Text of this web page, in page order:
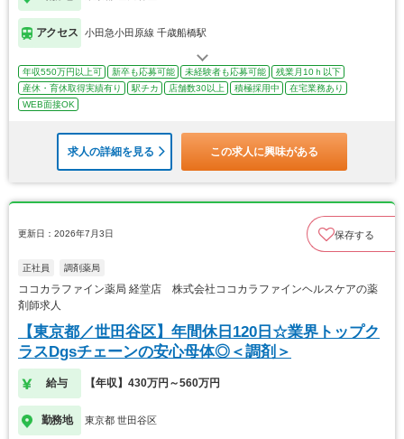
アクセス 小田急小田原線 千歳船橋駅
年収550万円以上可 新卒も応募可能 未経験者も応募可能
残業月10ｈ以下
産休・育休取得実績有り
駅チカ 店舗数30以上 積極採用中
在宅業務あり
WEB面接OK
求人の詳細を見る この求人に興味がある
更新日：2026年7月3日 保存する
正社員 調剤薬局
ココカラファイン薬局 経堂店 株式会社ココカラファインヘルスケアの薬
剤師求人
【東京都／世田谷区】年間休日120日☆業界トップク
ラスDgsチェーンの安心母体◎＜調剤＞
給与 【年収】430万円～560万円
勤務地 東京都 世田谷区